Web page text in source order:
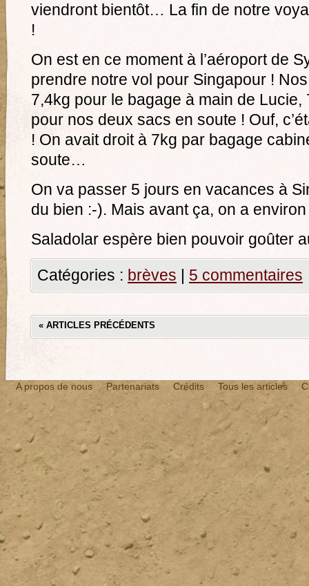
viendront bientôt… La fin de notre
!
On est en ce moment à l’aéroport de
prendre notre vol pour Singapour !
7,4kg pour le bagage à main de Lucie,
pour nos deux sacs en soute ! Ouf,
! On avait droit à 7kg par bagage
soute…
On va passer 5 jours en vacances à
du bien :-). Mais avant ça, on a
Saladolar espère bien pouvoir goûter
Catégories : brèves | 5 commentaires
« ARTICLES PRÉCÉDENTS
A propos de nous Partenariats Crédits Tous les articles